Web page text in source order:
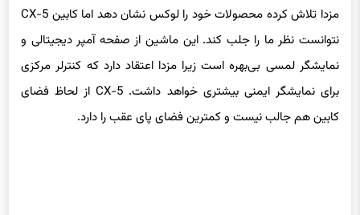
مزدا تلاش کرده محصولات خود را لوکس نشان دهد اما کابین CX-5
نتوانست نظر ما را جلب کند. این ماشین از صفحه آمپر دیجیتالی و
نمایشگر لمسی بی‌بهره است زیرا مزدا اعتقاد دارد که کنترلر مرکزی
برای نمایشگر ایمنی بیشتری خواهد داشت. CX-5 از لحاظ فضای
کابین هم جالب نیست و کمترین فضای پای عقب را دارد.